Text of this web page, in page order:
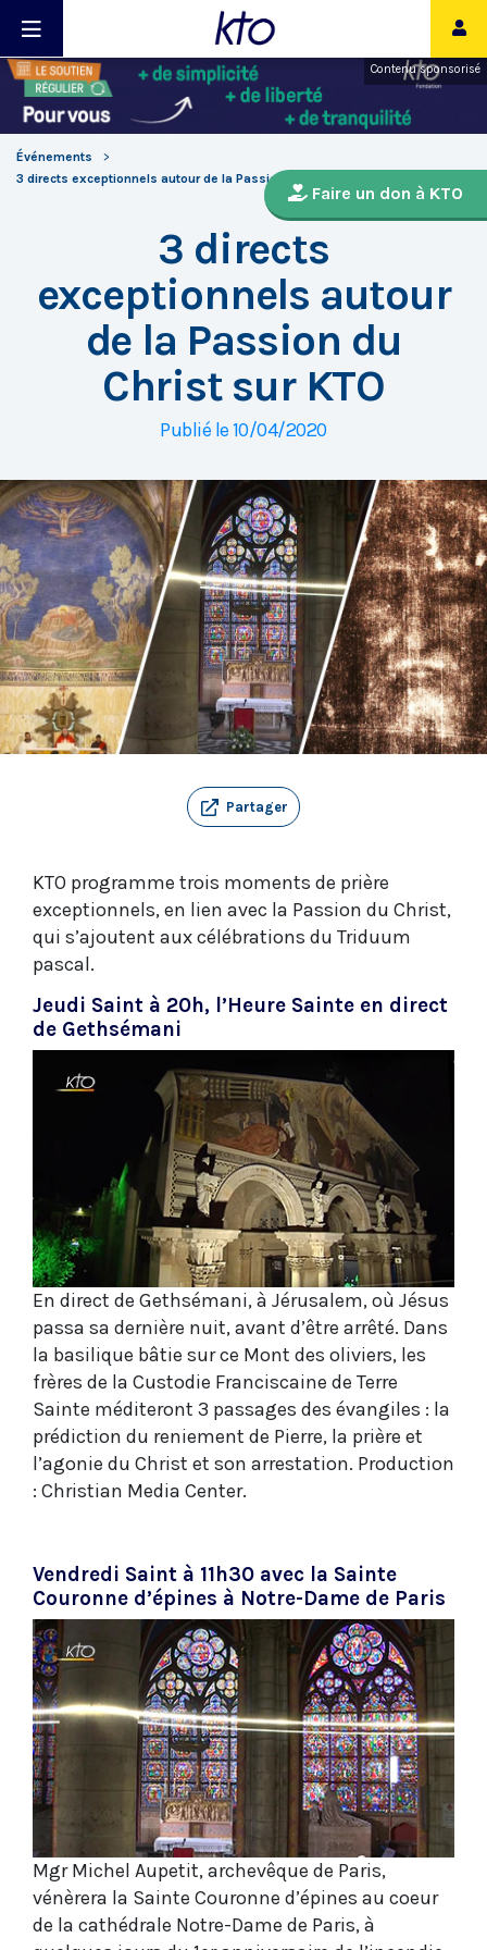
Contenu sponsorisé
Événements
3 directs exceptionnels autour de la Passion du Christ sur KTO
Faire un don à KTO
3 directs
exceptionnels autour
de la Passion du
Christ sur KTO
Publié le 10/04/2020
Partager
KTO programme trois moments de prière
exceptionnels, en lien avec la Passion du Christ,
qui s’ajoutent aux célébrations du Triduum
pascal.
Jeudi Saint à 20h, l’Heure Sainte en direct
de Gethsémani
En direct de Gethsémani, à Jérusalem, où Jésus
passa sa dernière nuit, avant d’être arrêté. Dans
la basilique bâtie sur ce Mont des oliviers, les
frères de la Custodie Franciscaine de Terre
Sainte méditeront 3 passages des évangiles : la
prédiction du reniement de Pierre, la prière et
l’agonie du Christ et son arrestation. Production
: Christian Media Center.
Vendredi Saint à 11h30 avec la Sainte
Couronne d’épines à Notre-Dame de Paris
Mgr Michel Aupetit, archevêque de Paris,
vénèrera la Sainte Couronne d’épines au coeur
de la cathédrale Notre-Dame de Paris, à